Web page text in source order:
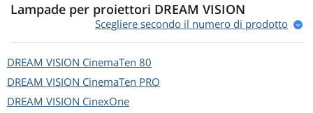
Lampade per proiettori DREAM VISION
Scegliere secondo il numero di prodotto
DREAM VISION CinemaTen 80
DREAM VISION CinemaTen PRO
DREAM VISION CinexOne